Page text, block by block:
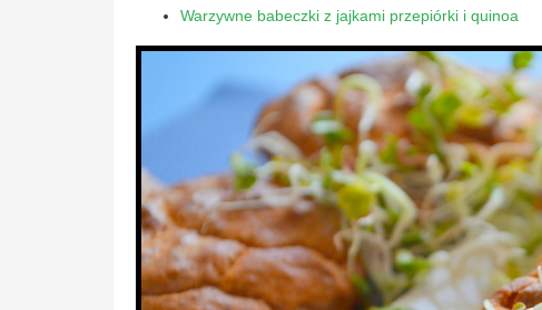
Warzywne babeczki z jajkami przepiórki i quinoa